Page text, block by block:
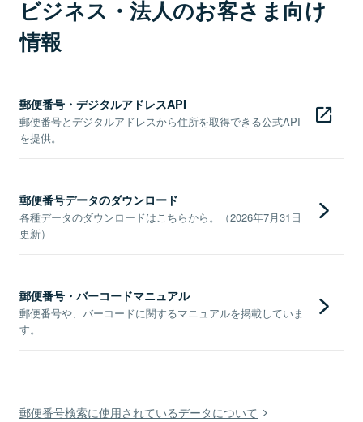
ビジネス・法人のお客さま向け
情報
郵便番号・デジタルアドレスAPI
郵便番号とデジタルアドレスから住所を取得できる公式API
を提供。
郵便番号データのダウンロード
各種データのダウンロードはこちらから。（2026年7月31日
更新）
郵便番号・バーコードマニュアル
郵便番号や、バーコードに関するマニュアルを掲載していま
す。
郵便番号検索に使用されているデータについて